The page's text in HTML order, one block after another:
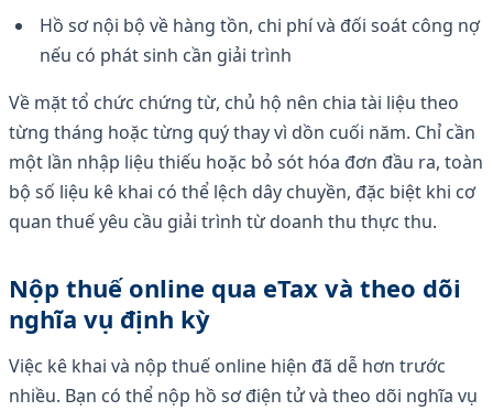
Hồ sơ nội bộ về hàng tồn, chi phí và đối soát công nợ
nếu có phát sinh cần giải trình
Về mặt tổ chức chứng từ, chủ hộ nên chia tài liệu theo
từng tháng hoặc từng quý thay vì dồn cuối năm. Chỉ cần
một lần nhập liệu thiếu hoặc bỏ sót hóa đơn đầu ra, toàn
bộ số liệu kê khai có thể lệch dây chuyền, đặc biệt khi cơ
quan thuế yêu cầu giải trình từ doanh thu thực thu.
Nộp thuế online qua eTax và theo dõi
nghĩa vụ định kỳ
Việc kê khai và nộp thuế online hiện đã dễ hơn trước
nhiều. Bạn có thể nộp hồ sơ điện tử và theo dõi nghĩa vụ